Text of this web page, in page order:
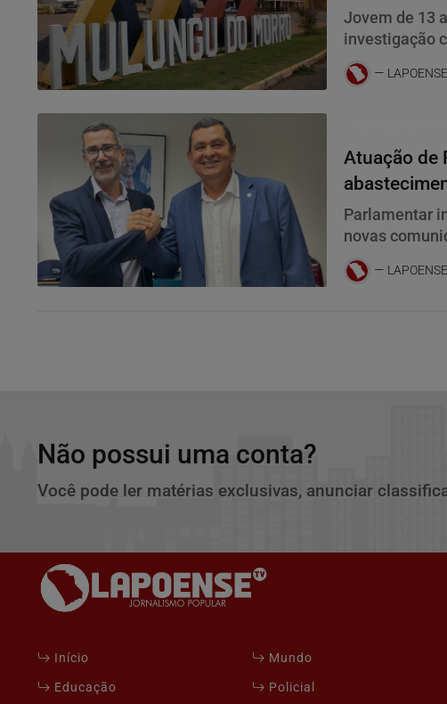
Jovem de 13
investigação
Civil
Atuação de
famílias de
Parlamentar
novas
Não possui uma conta?
Você pode ler matérias exclusivas, anunciar
Início Mundo
Educação
Policial